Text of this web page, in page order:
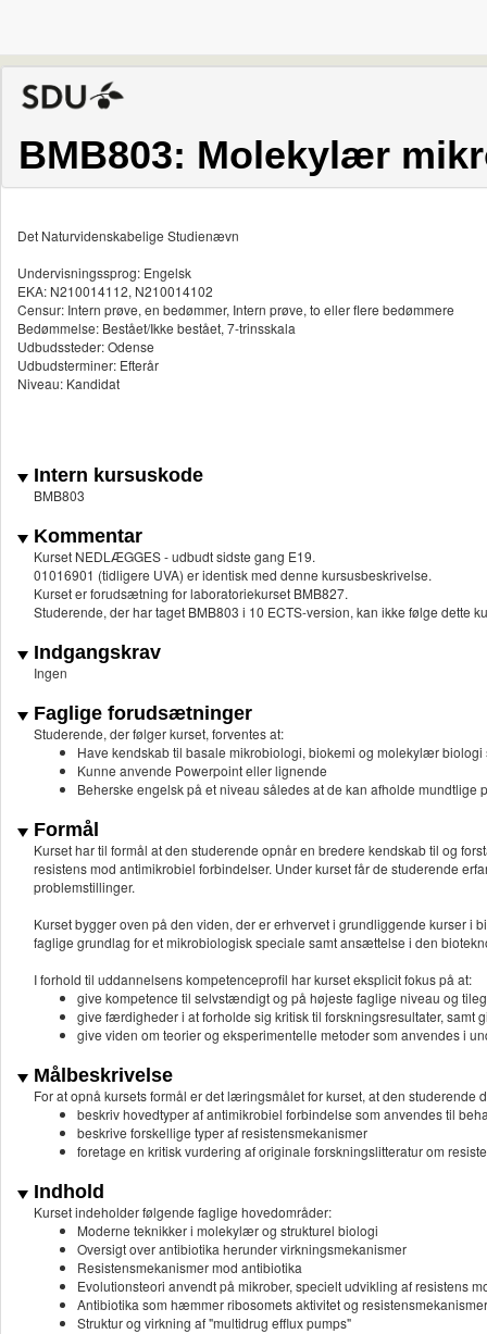
BMB803: Molekylær
Det Naturvidenskabelige Studienævn
Undervisningssprog: Engelsk
EKA: N210014112, N210014102
Censur: Intern prøve, en bedømmer, Intern prøve, to eller flere bedømmere
Bedømmelse: Bestået/Ikke bestået, 7-trinsskala
Udbudssteder: Odense
Udbudsterminer: Efterår
Niveau: Kandidat
Intern kursuskode
BMB803
Kommentar
Kurset NEDLÆGGES - udbudt sidste gang E19.
01016901 (tidligere UVA) er identisk med denne kursusbeskrivelse.
Kurset er forudsætning for laboratoriekurset BMB827.
Studerende, der har taget BMB803 i 10 ECTS-version, kan ikke følge dette
Indgangskrav
Ingen
Faglige forudsætninger
Studerende, der følger kurset, forventes at:
Have kendskab til basale mikrobiologi, biokemi og molekylær
Kunne anvende Powerpoint eller lignende
Beherske engelsk på et niveau således at de kan afholde mundtlige
Formål
Kurset har til formål at den studerende opnår en bredere kendskab til og
resistens mod antimikrobiel forbindelser. Under kurset får de studerende
problemstillinger.
Kurset bygger oven på den viden, der er erhvervet i grundliggende kurser
faglige grundlag for et mikrobiologisk speciale samt ansættelse i den
I forhold til uddannelsens kompetenceprofil har kurset eksplicit fokus på at:
give kompetence til selvstændigt og på højeste faglige niveau og
give færdigheder i at forholde sig kritisk til forskningsresultater,
give viden om teorier og eksperimentelle metoder som anvendes i
Målbeskrivelse
For at opnå kursets formål er det læringsmålet for kurset, at den studerende
beskriv hovedtyper af antimikrobiel forbindelse som anvendes til
beskrive forskellige typer af resistensmekanismer
foretage en kritisk vurdering af originale forskningslitteratur om
Indhold
Kurset indeholder følgende faglige hovedområder:
Moderne teknikker i molekylær og strukturel biologi
Oversigt over antibiotika herunder virkningsmekanismer
Resistensmekanismer mod antibiotika
Evolutionsteori anvendt på mikrober, specielt udvikling af resistens
Antibiotika som hæmmer ribosomets aktivitet og resistensmekanismer
Struktur og virkning af "multidrug efflux pumps"